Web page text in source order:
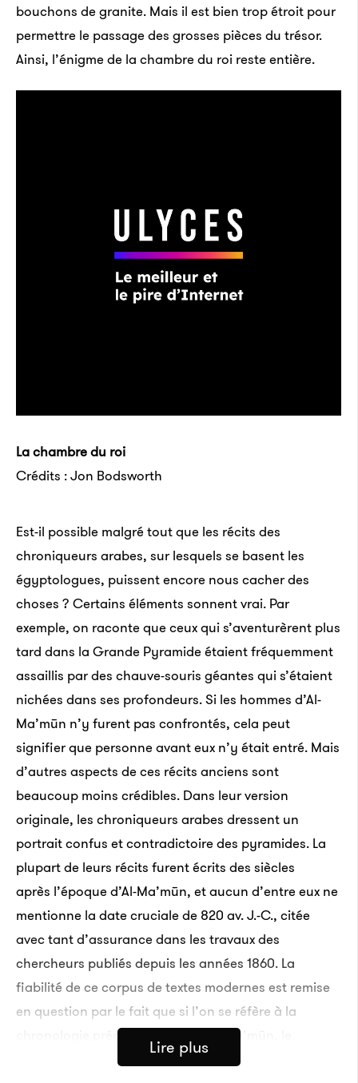
bouchons de granite. Mais il est bien trop étroit pour
permettre le passage des grosses pièces du trésor.
Ainsi, l’énigme de la chambre du roi reste entière.
La chambre du roi
Crédits : Jon Bodsworth
Est-il possible malgré tout que les récits des
chroniqueurs arabes, sur lesquels se basent les
égyptologues, puissent encore nous cacher des
choses ? Certains éléments sonnent vrai. Par
exemple, on raconte que ceux qui s’aventurèrent plus
tard dans la Grande Pyramide étaient fréquemment
assaillis par des chauve-souris géantes qui s’étaient
nichées dans ses profondeurs. Si les hommes d’Al-
Ma’mūn n’y furent pas confrontés, cela peut
signifier que personne avant eux n’y était entré. Mais
d’autres aspects de ces récits anciens sont
beaucoup moins crédibles. Dans leur version
originale, les chroniqueurs arabes dressent un
portrait confus et contradictoire des pyramides. La
plupart de leurs récits furent écrits des siècles
après l’époque d’Al-Ma’mūn, et aucun d’entre eux ne
mentionne la date cruciale de 820 av. J.-C., citée
avec tant d’assurance dans les travaux des
chercheurs publiés depuis les années 1860. La
fiabilité de ce corpus de textes modernes est remise
en question par le fait que si l’on se réfère à la
chronologie précise du règne d’Al-Ma’mūn, le
souverain arabe passa clairement l’année 820 dans
Lire plus